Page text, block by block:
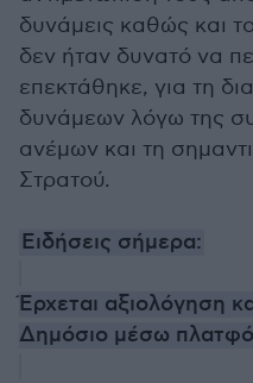
δυνάμεις καθώς και
δεν ήταν δυνατό να
επεκτάθηκε, για τη
δυνάμεων λόγω της
ανέμων και τη
Στρατού.
Ειδήσεις σήμερα:
Έρχεται αξιολόγηση
Δημόσιο μέσω